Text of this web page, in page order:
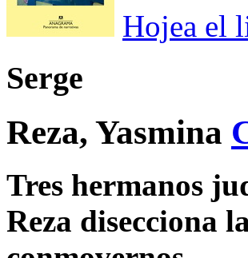
Hojea el
Serge
Reza, Yasmina
Tres hermanos
Reza disecciona